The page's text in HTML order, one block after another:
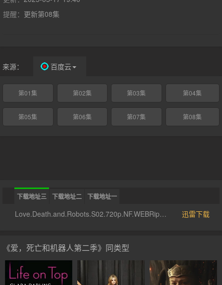
的18禁风格，将有赤裸巨人、圣诞恶魔、失控机器人等异想生物登
场
提醒： 更新第08集
来源： 百度云
第01集 第02集 第03集 第04集
第05集 第06集 第07集 第08集
下载地址三 下载地址二 下载地址一
Love.Death.and.Robots.S02.720p.NF.WEBRip.DDP5.1.Atmos.x264-MIXED[rartv] 迅雷下载
《爱，死亡和机器人第二季》同类型